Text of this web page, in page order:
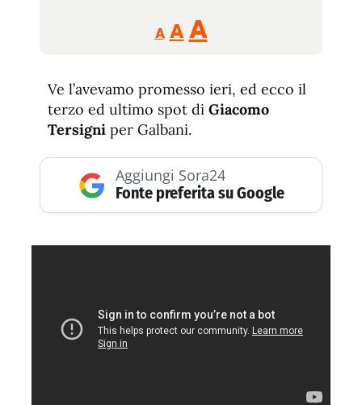
A
Reducir
tamaño
A Restablecer
fuente
AAumentar
de
Ve l’avevamo promesso ieri, ed ecco il
terzo ed ultimo spot di Giacomo
Tersigni per Galbani.
Aggiungi Sora24
Fonte preferita su Google